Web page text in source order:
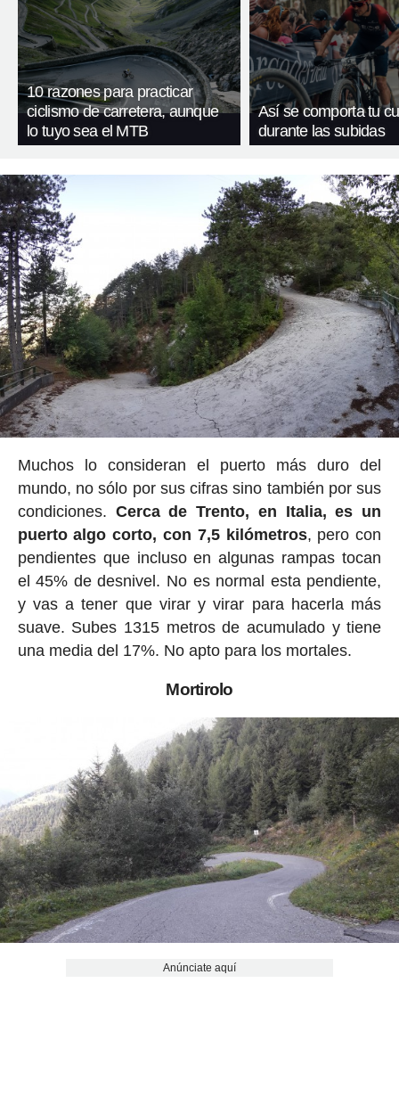
10 razones para practicar
ciclismo de carretera, aunque
lo tuyo sea el MTB
Así se comporta tu
durante las subidas
Muchos lo consideran el puerto más duro del
mundo, no sólo por sus cifras sino también por sus
condiciones. Cerca de Trento, en Italia, es un
puerto algo corto, con 7,5 kilómetros, pero con
pendientes que incluso en algunas rampas tocan
el 45% de desnivel. No es normal esta pendiente,
y vas a tener que virar y virar para hacerla más
suave. Subes 1315 metros de acumulado y tiene
una media del 17%. No apto para los mortales.
Mortirolo
Anúnciate aquí